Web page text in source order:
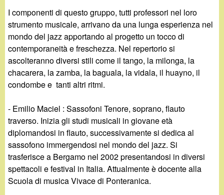
I componenti di questo gruppo, tutti professori nel loro
strumento musicale, arrivano da una lunga esperienza nel
mondo del jazz apportando al progetto un tocco di
contemporaneità e freschezza. Nel repertorio si
ascolteranno diversi stili come il tango, la milonga, la
chacarera, la zamba, la baguala, la vidala, il huayno, il
condombe e tanti altri ritmi.
- Emilio Maciel : Sassofoni Tenore, soprano, flauto
traverso. Inizia gli studi musicali in giovane età
diplomandosi in flauto, successivamente si dedica al
sassofono immergendosi nel mondo del jazz. Si
trasferisce a Bergamo nel 2002 presentandosi in diversi
spettacoli e festival in Italia. Attualmente è docente alla
Scuola di musica Vivace di Ponteranica.